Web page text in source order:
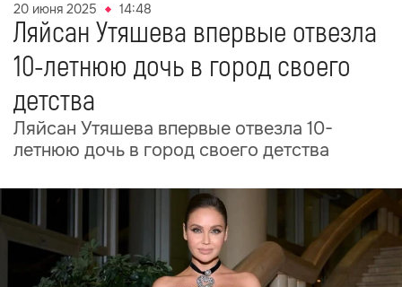
20 июня 2025 14:48
Ляйсан Утяшева впервые отвезла
10-летнюю дочь в город своего
детства
Ляйсан Утяшева впервые отвезла 10-
летнюю дочь в город своего детства